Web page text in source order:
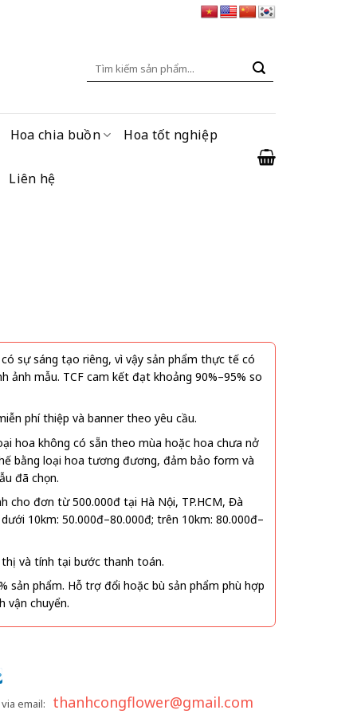
Tìm
Hoa chia buồn Hoa tốt nghiệp
Liên hệ
sự sáng tạo riêng, vì vậy sản phẩm thực tế có
ảnh mẫu. TCF cam kết đạt khoảng 90%–95% so
phí thiệp và banner theo yêu cầu.
hoa không có sẵn theo mùa hoặc hoa chưa nở
bằng loại hoa tương đương, đảm bảo form và
đã chọn.
cho đơn từ 500.000đ tại Hà Nội, TP.HCM, Đà
10km: 50.000đ–80.000đ; trên 10km: 80.000đ–
và tính tại bước thanh toán.
sản phẩm. Hỗ trợ đổi hoặc bù sản phẩm phù hợp
vận chuyển.
email: thanhcongflower@gmail.com